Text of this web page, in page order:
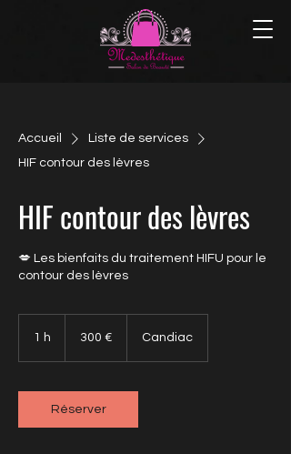
Accueil
Liste de services
HIF contour des lèvres
HIF contour des lèvres
💋 Les bienfaits du traitement HIFU pour le
contour des lèvres
1 h 300 € Candiac
Réserver